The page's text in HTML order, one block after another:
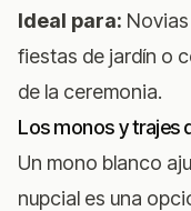
Ideal para:
fiestas de jardín o
de la ceremonia.
Los monos y trajes
Un mono blanco
nupcial es una